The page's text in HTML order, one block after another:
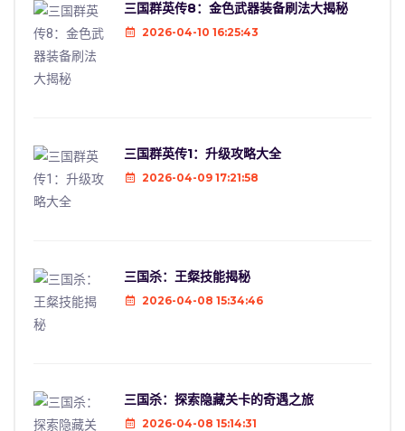
三国群英传8：金色武器装备刷法大揭秘
2026-04-10 16:25:43
三国群英传1：升级攻略大全
2026-04-09 17:21:58
三国杀：王粲技能揭秘
2026-04-08 15:34:46
三国杀：探索隐藏关卡的奇遇之旅
2026-04-08 15:14:31